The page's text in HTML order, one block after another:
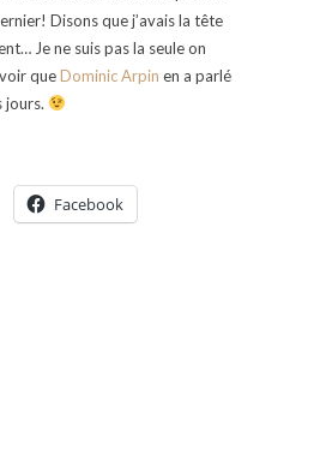
Disons que j’avais la tête
Je ne suis pas la seule on
queDominic Arpin en a parlé
jours.
Facebook